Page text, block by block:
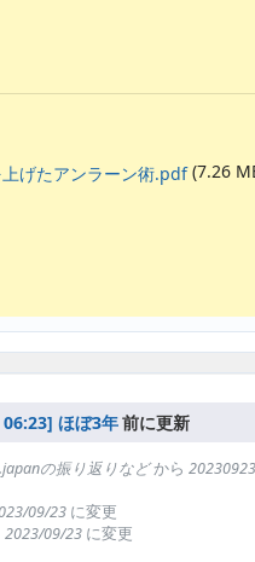
げたアンラーン術.pdf (7.26
ほぼ3年前に更新
の振り返りなどから
09/23 に変更
2023/09/23 に変更